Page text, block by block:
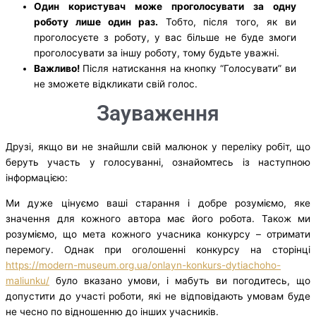
Один користувач може проголосувати за одну
роботу лише один раз. Тобто, після того, як ви
проголосуєте з роботу, у вас більше не буде змоги
проголосувати за іншу роботу, тому будьте уважні.
Важливо! Після натискання на кнопку “Голосувати” ви
не зможете відкликати свій голос.
Зауваження
Друзі, якщо ви не знайшли свій малюнок у переліку робіт, що
беруть участь у голосуванні, ознайомтесь із наступною
інформацією:
Ми дуже цінуємо ваші старання і добре розуміємо, яке
значення для кожного автора має його робота. Також ми
розуміємо, що мета кожного учасника конкурсу – отримати
перемогу. Однак при оголошенні конкурсу на сторінці
https://modern-museum.org.ua/onlayn-konkurs-dytiachoho-
maliunku/ було вказано умови, і мабуть ви погодитесь, що
допустити до участі роботи, які не відповідають умовам буде
не чесно по відношенню до інших учасників.